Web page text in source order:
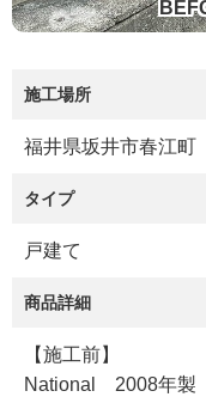
施工場所
福井県坂井市春江町
タイプ
戸建て
商品詳細
【施工前】
National 2008年製